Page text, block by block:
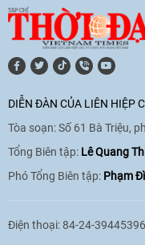
11:01 |09/06/2026
DIỄN ĐÀN CỦA LIÊN HIỆP
Tòa soạn: Số 61 Bà Triệu,
Tổng Biên tập: Lê Quang
Phó Tổng Biên tập: Phạm
Điện thoại: 84-24-39445396